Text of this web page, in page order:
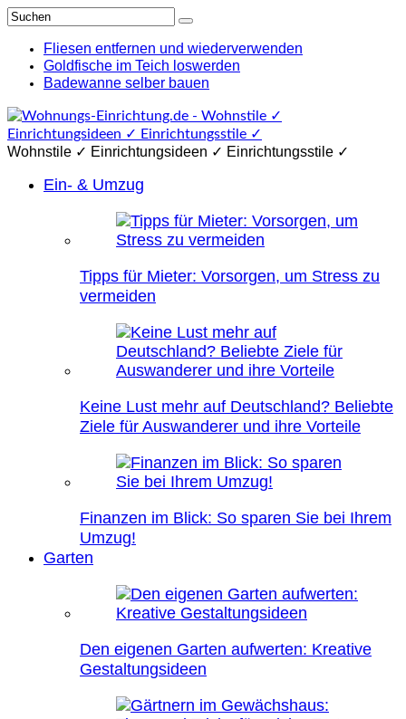
Fliesen entfernen und wiederverwenden
Goldfische im Teich loswerden
Badewanne selber bauen
Wohnstile ✓ Einrichtungsideen ✓ Einrichtungsstile ✓
Ein- & Umzug
Tipps für Mieter: Vorsorgen, um Stress zu
vermeiden
Keine Lust mehr auf Deutschland? Beliebte
Ziele für Auswanderer und ihre Vorteile
Finanzen im Blick: So sparen Sie bei Ihrem
Umzug!
Garten
Den eigenen Garten aufwerten: Kreative
Gestaltungsideen